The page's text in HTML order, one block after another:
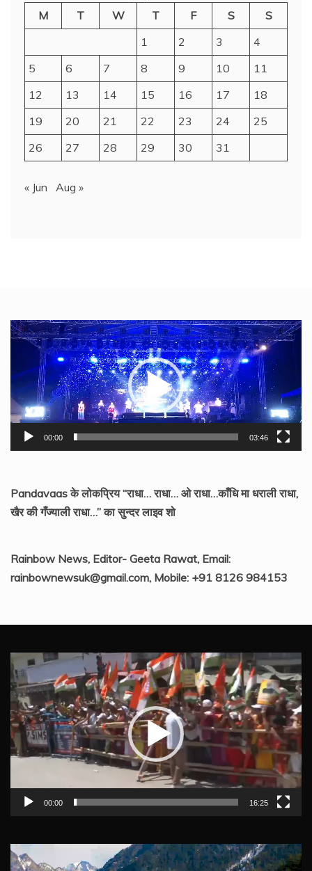
M
T W T F S
S
1
2 3
4
5
6 7 8 9 10
11
12
13 14 15 16 17
18
19
20 21 22 23 24
25
26
27 28 29 30 31
« Jun Aug »
Video
Player
00:00 03:46
Pandavaas के लोकप्रिय “राधा… राधा… ओ राधा…काँधि मा धराली राधा,
खैर की गँज्याली राधा…” का सुन्दर लाइव शो
Rainbow News, Editor- Geeta Rawat, Email:
rainbownewsuk@gmail.com, Mobile: +91 8126 984153
Video
Player
00:00 16:25
Video